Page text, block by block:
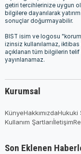
getiri tercihlerinize uygun
bilgilere dayanılarak
sonuçlar doğurmayabilir.
BIST isim ve logosu
izinsiz kullanılamaz,
açıklanan tüm bilgilerin
yayınlanamaz.
Kurumsal
KünyeHakkımızdaHukuki
Kullanım Şartlarıİletişim
Son Eklenen